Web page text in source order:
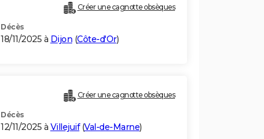
Créer une cagnotte obsèques
Décès
18/11/2025 à Dijon (Côte-d'Or)
Créer une cagnotte obsèques
Décès
12/11/2025 à Villejuif(Val-de-Marne)